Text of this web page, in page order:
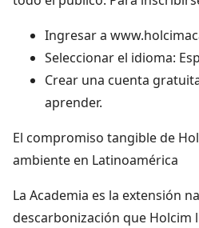
Ingresar a
Seleccionar el idioma:
Crear una cuenta
aprender.
El compromiso tangible de
ambiente en Latinoamérica
La Academia es la extensión
descarbonización que Holcim